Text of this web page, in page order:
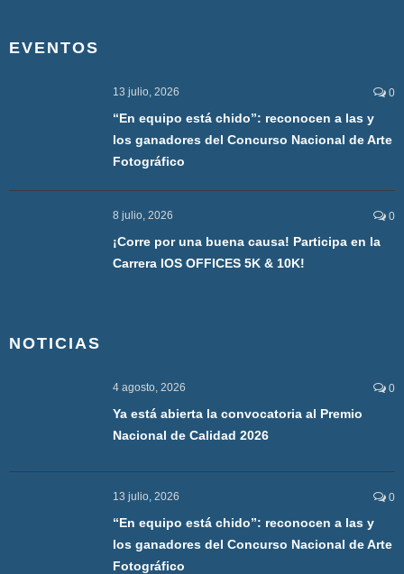
EVENTOS
13 julio, 2026 0
“En equipo está chido”: reconocen a las y
los ganadores del Concurso Nacional de Arte
Fotográfico
8 julio, 2026 0
¡Corre por una buena causa! Participa en la
Carrera IOS OFFICES 5K & 10K!
NOTICIAS
4 agosto, 2026 0
Ya está abierta la convocatoria al Premio
Nacional de Calidad 2026
13 julio, 2026 0
“En equipo está chido”: reconocen a las y
los ganadores del Concurso Nacional de Arte
Fotográfico